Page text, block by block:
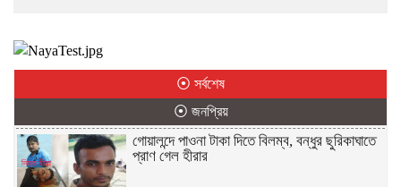
⦿ সর্বশেষ
⦿ জনপ্রিয়
গোয়ালন্দে পাওনা টাকা দিতে বিলম্ব, বন্ধুর ছুরিকাঘাতে
প্রাণ গেল হীরার